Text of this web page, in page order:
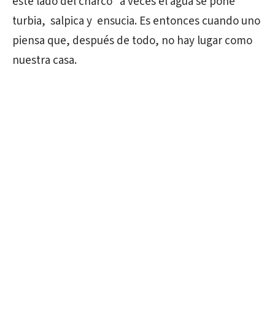
turbia, salpica y ensucia. Es entonces cuando uno
piensa que, después de todo, no hay lugar como
nuestra casa.